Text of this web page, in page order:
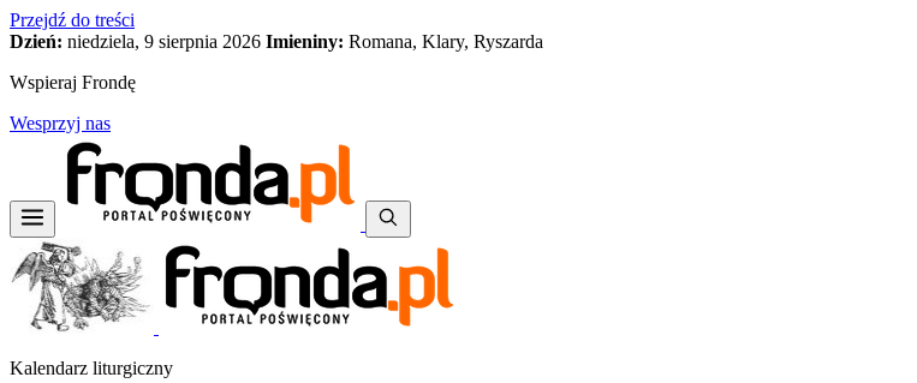
Przejdź do treści
Dzień: niedziela, 9 sierpnia 2026 Imieniny: Romana, Klary, Ryszarda
Wspieraj Frondę
Wesprzyj nas
Kalendarz liturgiczny